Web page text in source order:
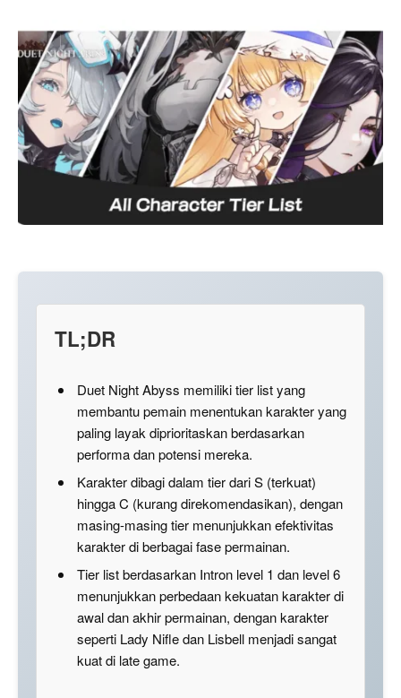
TL;DR
Duet Night Abyss memiliki tier list yang
membantu pemain menentukan karakter yang
paling layak diprioritaskan berdasarkan
performa dan potensi mereka.
Karakter dibagi dalam tier dari S (terkuat)
hingga C (kurang direkomendasikan), dengan
masing-masing tier menunjukkan efektivitas
karakter di berbagai fase permainan.
Tier list berdasarkan Intron level 1 dan level 6
menunjukkan perbedaan kekuatan karakter di
awal dan akhir permainan, dengan karakter
seperti Lady Nifle dan Lisbell menjadi sangat
kuat di late game.